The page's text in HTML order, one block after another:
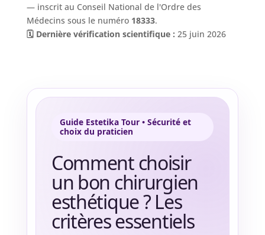
— inscrit au Conseil National de l'Ordre des
Médecins sous le numéro 18333.
🗓️ Dernière vérification scientifique : 25 juin 2026
Guide Estetika Tour • Sécurité et
choix du praticien
Comment choisir
un bon chirurgien
esthétique ? Les
critères essentiels